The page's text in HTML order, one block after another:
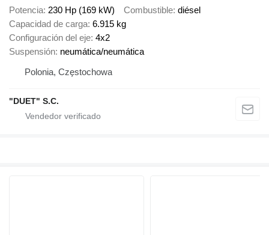
Potencia 230 Hp (169 kW) Combustible diésel
Capacidad de carga 6.915 kg
Configuración del eje 4x2
Suspensión neumática/neumática
Polonia, Częstochowa
"DUET" S.C.